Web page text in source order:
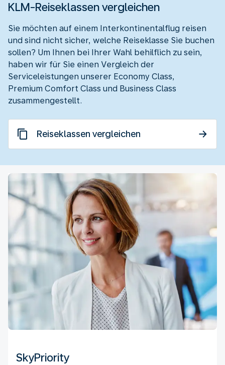
KLM-Reiseklassen vergleichen
Sie möchten auf einem Interkontinentalflug reisen
und sind nicht sicher, welche Reiseklasse Sie buchen
sollen? Um Ihnen bei Ihrer Wahl behilflich zu sein,
haben wir für Sie einen Vergleich der
Serviceleistungen unserer Economy Class,
Premium Comfort Class und Business Class
zusammengestellt.
Reiseklassen vergleichen
SkyPriority